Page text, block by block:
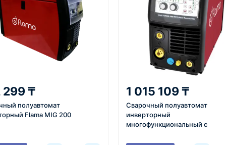
с
товара,
и условия
3
рассчитываем стоимость
товара и
ориентировочную
4
Счёт и
готовим
реквизитам.
299 ₸
полуавтомат
Flama MIG 200
1 015 109 ₸
Сварочный полуавтомат
инверторный
многофункциональный с
импульсным режимом Flama